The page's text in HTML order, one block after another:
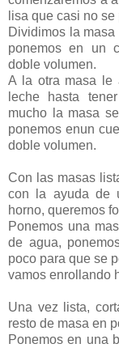
lisa que casi no se
Dividimos la
ponemos en un
doble volumen.
A la otra masa le
leche hasta
mucho la masa
ponemos enun
doble volumen.
Con las masas
con la ayuda de
horno, queremos
Ponemos una
de agua,
poco para que se
vamos enrollando
Una vez lista,
resto de masa en
Ponemos en una